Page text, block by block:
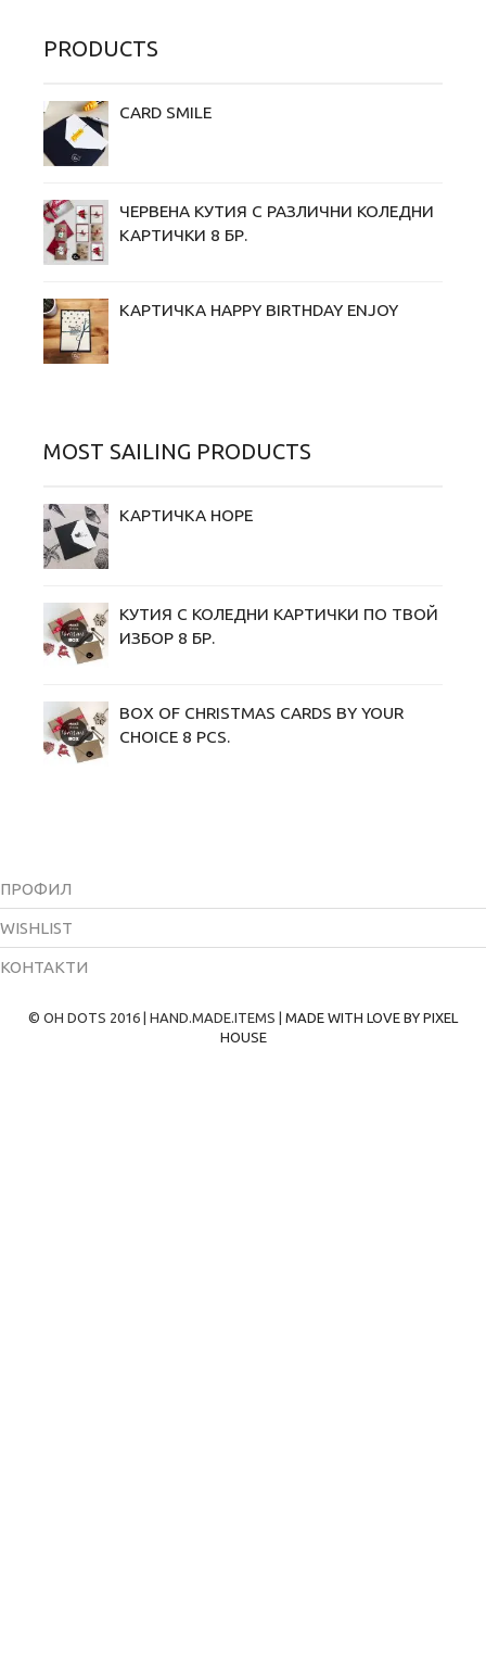
PRODUCTS
CARD SMILE
ЧЕРВЕНА КУТИЯ С РАЗЛИЧНИ КОЛЕДНИ
КАРТИЧКИ 8 БР.
КАРТИЧКА HAPPY BIRTHDAY ENJOY
MOST SAILING PRODUCTS
КАРТИЧКА HOPE
КУТИЯ С КОЛЕДНИ KАРТИЧКИ ПО ТВОЙ
ИЗБОР 8 БР.
BOX OF CHRISTMAS CARDS BY YOUR
CHOICE 8 PCS.
ПРОФИЛ
WISHLIST
КОНТАКТИ
© OH DOTS 2016 | HAND.MADE.ITEMS | MADE WITH LOVE BY PIXEL
HOUSE